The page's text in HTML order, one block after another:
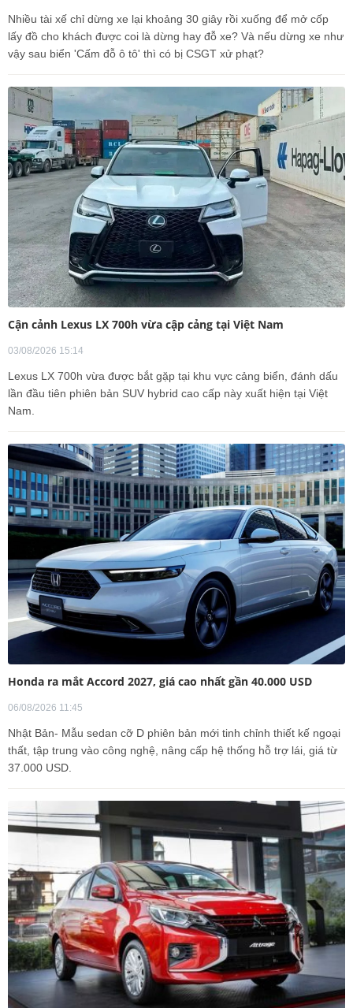
Nhiều tài xế chỉ dừng xe lại khoảng 30 giây rồi xuống để mở cốp
lấy đồ cho khách được coi là dừng hay đỗ xe? Và nếu dừng xe như
vậy sau biển 'Cấm đỗ ô tô' thì có bị CSGT xử phạt?
Cận cảnh Lexus LX 700h vừa cập cảng tại Việt Nam
03/08/2026 15:14
Lexus LX 700h vừa được bắt gặp tại khu vực cảng biển, đánh dấu
lần đầu tiên phiên bản SUV hybrid cao cấp này xuất hiện tại Việt
Nam.
Honda ra mắt Accord 2027, giá cao nhất gần 40.000 USD
06/08/2026 11:45
Nhật Bản- Mẫu sedan cỡ D phiên bản mới tinh chỉnh thiết kế ngoại
thất, tập trung vào công nghệ, nâng cấp hệ thống hỗ trợ lái, giá từ
37.000 USD.